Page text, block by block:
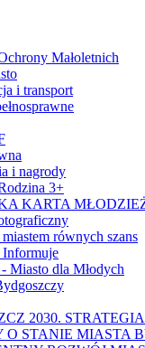
Małoletnich
i transport
i nagrody
3+
KARTA
równych szans
Miasto dla Młodych
2030.
O STANIE MIASTA